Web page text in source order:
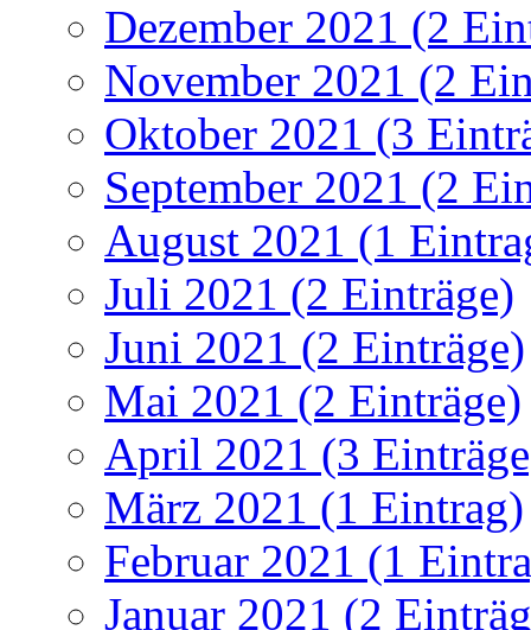
Dezember 2021 (2
November 2021 (2
Oktober 2021 (3
September 2021 (2
August 2021 (1
Juli 2021 (2 Einträge)
Juni 2021 (2 Einträge)
Mai 2021 (2 Einträge)
April 2021 (3
März 2021 (1 Eintrag)
Februar 2021 (1
Januar 2021 (2